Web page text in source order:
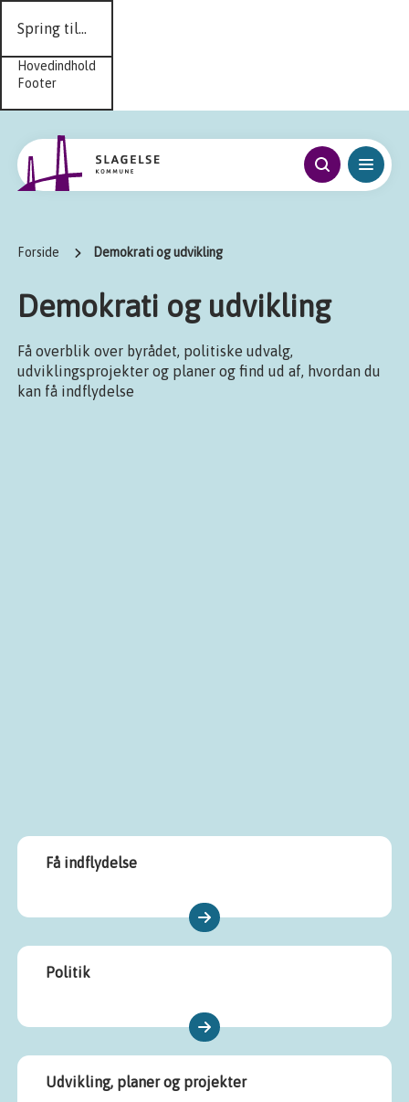
Spring til...
Hovedindhold
Footer
Forside Demokrati og udvikling
Demokrati og udvikling
Få overblik over byrådet, politiske udvalg,
udviklingsprojekter og planer og find ud af, hvordan du
kan få indflydelse
Få indflydelse
Politik
Udvikling, planer og projekter